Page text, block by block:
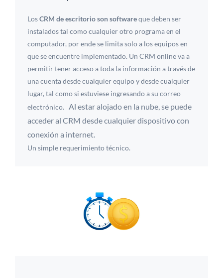
LosCRM de escritorio son softwareque deben ser
instalados tal como cualquier otro programa en el
computador, por ende se limita solo a los equipos en
que se encuentre implementado. Un CRM online va a
permitir tener acceso a toda la información a través de
una cuenta desde cualquier equipo y desde cualquier
lugar, tal como si estuviese ingresando a su correo
electrónico. Al estar alojado en la nube, se puede
acceder al CRM desde cualquier dispositivo con
conexión a internet.
Un simple requerimiento técnico.